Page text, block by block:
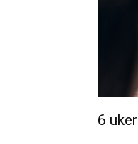
6 uker